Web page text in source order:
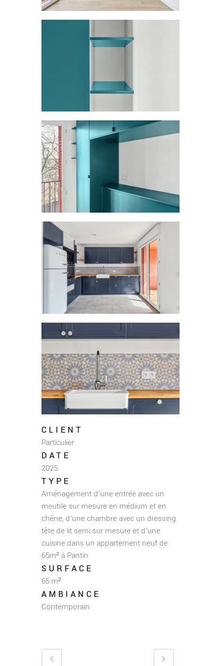
CLIENT
Particulier
DATE
2025
TYPE
Aménagement d’une entrée avec un
meuble sur mesure en médium et en
chêne, d’une chambre avec un dressing
tête de lit semi sur mesure et d’une
cuisine dans un appartement neuf de
65m² à Pantin
SURFACE
65 m²
AMBIANCE
Contemporain